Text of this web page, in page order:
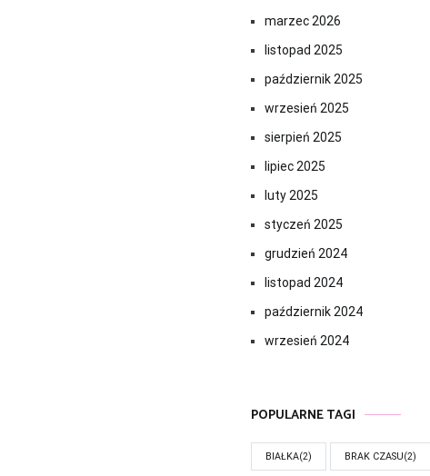
marzec 2026
listopad 2025
październik 2025
wrzesień 2025
sierpień 2025
lipiec 2025
luty 2025
styczeń 2025
grudzień 2024
listopad 2024
październik 2024
wrzesień 2024
POPULARNE TAGI
BIAŁKA(2) BRAK CZASU(2)